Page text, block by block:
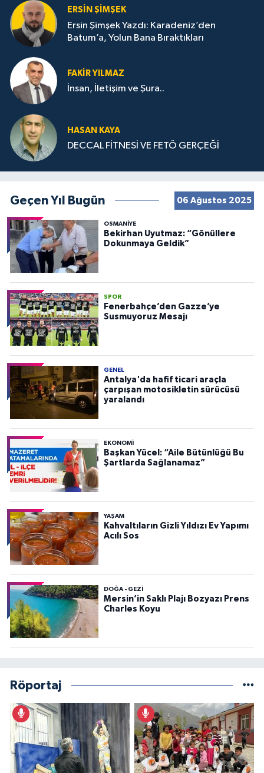
ERSIN ŞIMŞEK
Ersin Şimşek Yazdı: Karadeniz’den
Batum’a, Yolun Bana Bıraktıkları
FAKIR YILMAZ
İnsan, İletişim ve Şura..
HASAN KAYA
DECCAL FİTNESİ VE FETÖ GERÇEĞİ
Geçen Yıl Bugün 06 Ağustos 2025
OSMANIYE
Bekirhan Uyutmaz: “Gönüllere
Dokunmaya Geldik”
SPOR
Fenerbahçe’den Gazze’ye
Susmuyoruz Mesajı
GENEL
Antalya'da hafif ticari araçla
çarpışan motosikletin sürücüsü
yaralandı
EKONOMI
Başkan Yücel: “Aile Bütünlüğü Bu
Şartlarda Sağlanamaz”
YAŞAM
Kahvaltıların Gizli Yıldızı Ev Yapımı
Acılı Sos
DOĞA - GEZI
Mersin’in Saklı Plajı Bozyazı Prens
Charles Koyu
Röportaj